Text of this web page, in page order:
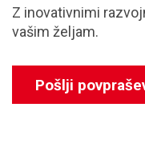
Z inovativnimi
vašim željam.
Pošlji